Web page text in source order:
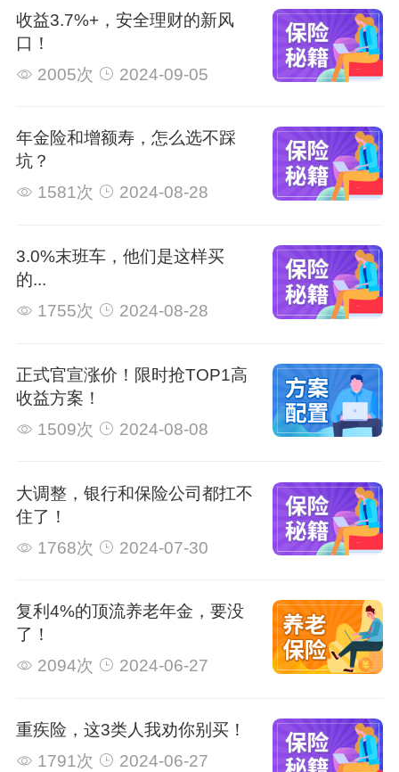
收益3.7%+，安全理财的新风
口！
2005次
2024-09-05
年金险和增额寿，怎么选不踩
坑？
1581次
2024-08-28
3.0%末班车，他们是这样买
的...
1755次
2024-08-28
正式官宣涨价！限时抢TOP1高
收益方案！
1509次
2024-08-08
大调整，银行和保险公司都扛不
住了！
1768次
2024-07-30
复利4%的顶流养老年金，要没
了！
2094次
2024-06-27
重疾险，这3类人我劝你别买！
1791次
2024-06-27